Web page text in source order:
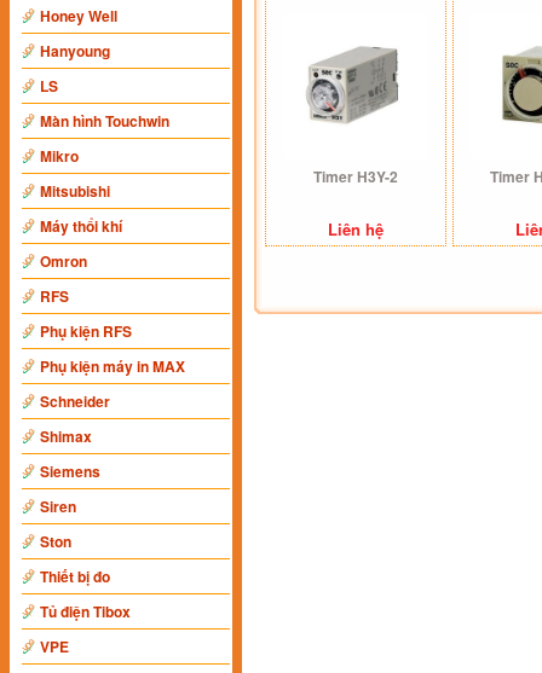
Honey Well
Hanyoung
LS
Màn hình Touchwin
Mikro
Mitsubishi
Máy thổi khí
Omron
RFS
Phụ kiện RFS
Phụ kiện máy in MAX
Schneider
Shimax
Siemens
Siren
Ston
Thiết bị đo
Tủ điện Tibox
VPE
Timer H3Y-2
Liên hệ
Timer